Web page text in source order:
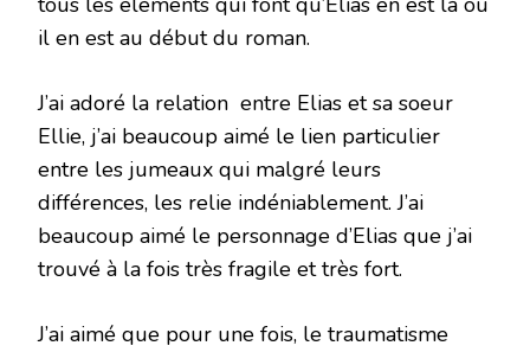
il en est au début du roman.
J’ai adoré la relation entre Elias et sa soeur
Ellie, j’ai beaucoup aimé le lien particulier
entre les jumeaux qui malgré leurs
différences, les relie indéniablement. J’ai
beaucoup aimé le personnage d’Elias que j’ai
trouvé à la fois très fragile et très fort.
J’ai aimé que pour une fois, le traumatisme